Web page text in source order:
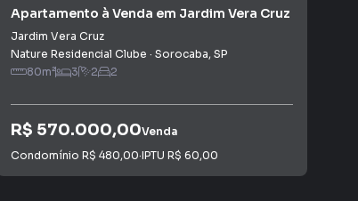
Apartamento à Venda em Jardim Vera Cruz
Jardim Vera Cruz
Nature Residencial Clube · Sorocaba, SP
80m² 3 2 2
R$ 570.000,00Venda
Condomínio R$ 480,00·IPTU R$ 60,00